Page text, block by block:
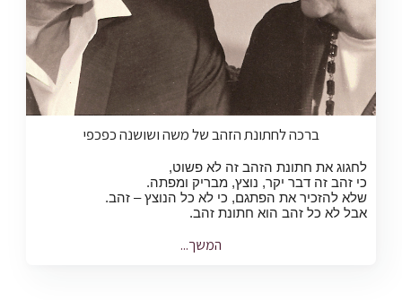
ברכה לחתונת הזהב של משה ושושנה כפכפי
לחגוג את חתונת הזהב זה לא פשוט,
כי זהב זה דבר יקר, נוצץ, מבריק ומפתה.
שלא להזכיר את הפתגם, כי לא כל הנוצץ – זהב.
אבל לא כל זהב הוא חתונת זהב.
המשך...